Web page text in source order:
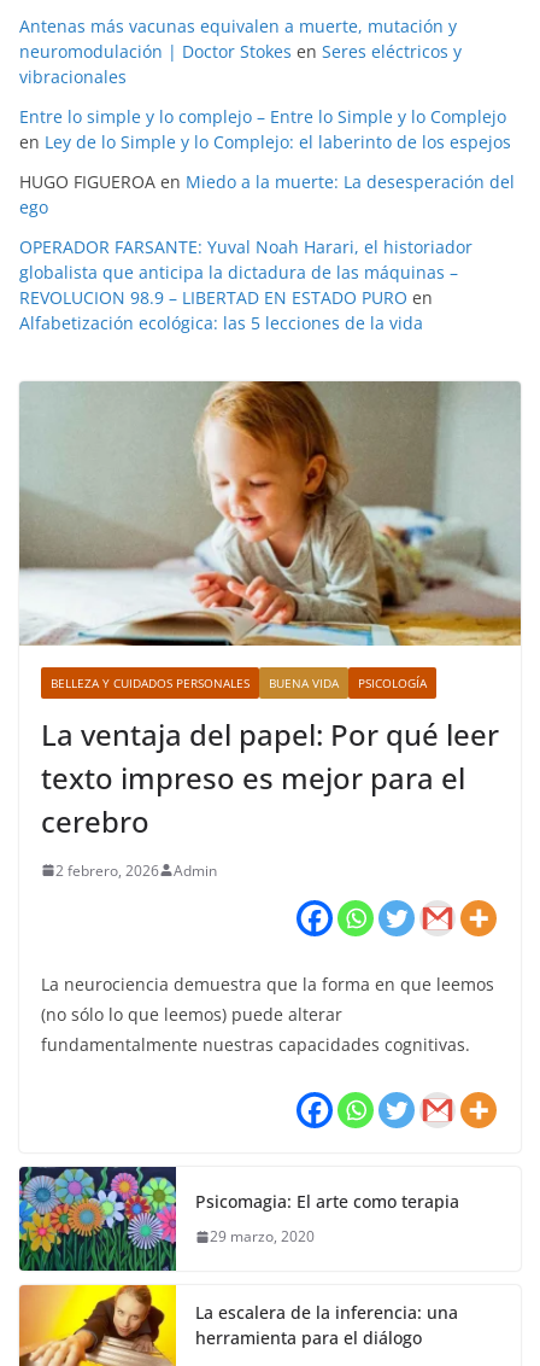
Antenas más vacunas equivalen a muerte, mutación y
neuromodulación | Doctor Stokes en Seres eléctricos y
vibracionales
Entre lo simple y lo complejo – Entre lo Simple y lo Complejo
en Ley de lo Simple y lo Complejo: el laberinto de los espejos
HUGO FIGUEROA en Miedo a la muerte: La desesperación del
ego
OPERADOR FARSANTE: Yuval Noah Harari, el historiador
globalista que anticipa la dictadura de las máquinas –
REVOLUCION 98.9 – LIBERTAD EN ESTADO PURO en
Alfabetización ecológica: las 5 lecciones de la vida
BELLEZA Y CUIDADOS PERSONALES BUENA VIDA PSICOLOGÍA
La ventaja del papel: Por qué leer
texto impreso es mejor para el
cerebro
2 febrero, 2026 Admin
La neurociencia demuestra que la forma en que leemos
(no sólo lo que leemos) puede alterar
fundamentalmente nuestras capacidades cognitivas.
Psicomagia: El arte como terapia
29 marzo, 2020
La escalera de la inferencia: una
herramienta para el diálogo